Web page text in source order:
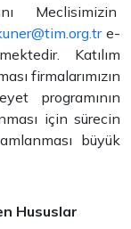
Meclisimizin
e-
Katılım
firmalarımızın
programının
için sürecin
büyük
Hususlar